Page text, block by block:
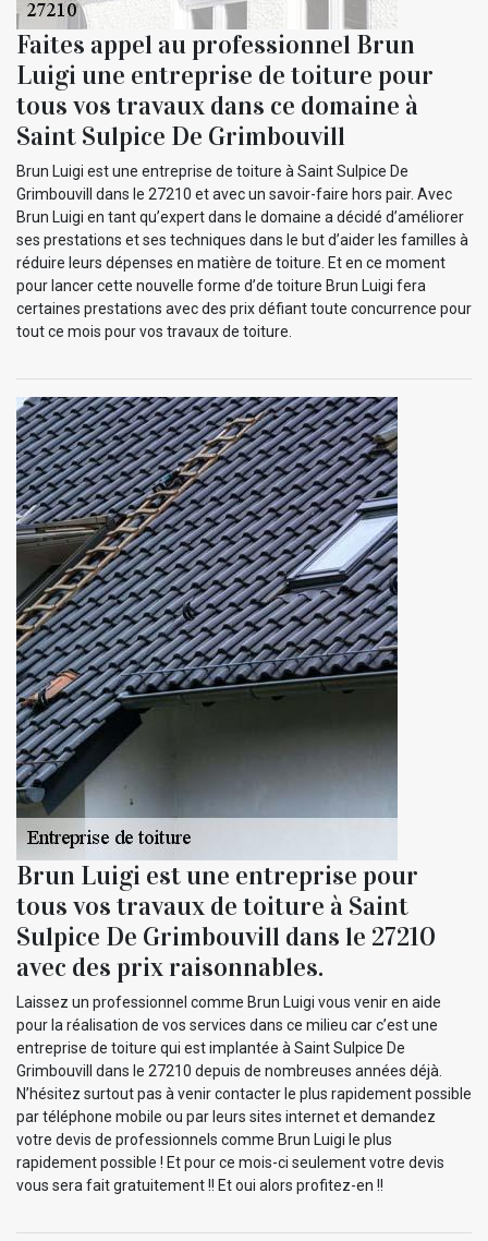
Faites appel au professionnel Brun
Luigi une entreprise de toiture pour
tous vos travaux dans ce domaine à
Saint Sulpice De Grimbouvill
Brun Luigi est une entreprise de toiture à Saint Sulpice De
Grimbouvill dans le 27210 et avec un savoir-faire hors pair. Avec
Brun Luigi en tant qu’expert dans le domaine a décidé d’améliorer
ses prestations et ses techniques dans le but d’aider les familles à
réduire leurs dépenses en matière de toiture. Et en ce moment
pour lancer cette nouvelle forme d’de toiture Brun Luigi fera
certaines prestations avec des prix défiant toute concurrence pour
tout ce mois pour vos travaux de toiture.
Brun Luigi est une entreprise pour
tous vos travaux de toiture à Saint
Sulpice De Grimbouvill dans le 27210
avec des prix raisonnables.
Laissez un professionnel comme Brun Luigi vous venir en aide
pour la réalisation de vos services dans ce milieu car c’est une
entreprise de toiture qui est implantée à Saint Sulpice De
Grimbouvill dans le 27210 depuis de nombreuses années déjà.
N’hésitez surtout pas à venir contacter le plus rapidement possible
par téléphone mobile ou par leurs sites internet et demandez
votre devis de professionnels comme Brun Luigi le plus
rapidement possible ! Et pour ce mois-ci seulement votre devis
vous sera fait gratuitement !! Et oui alors profitez-en !!